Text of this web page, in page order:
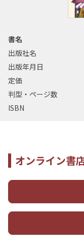
書名
出版社名
出版年月日
定価
判型・ページ数
ISBN
オンライン書